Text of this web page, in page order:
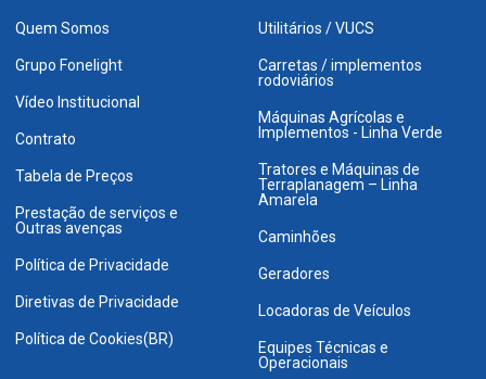
Quem Somos
Grupo Fonelight
Vídeo Institucional
Contrato
Tabela de Preços
Prestação de serviços e
Outras avenças
Política de Privacidade
Diretivas de Privacidade
Política de Cookies(BR)
Utilitários / VUCS
Carretas / implementos
rodoviários
Máquinas Agrícolas e
Implementos - Linha Verde
Tratores e Máquinas de
Terraplanagem – Linha
Amarela
Caminhões
Geradores
Locadoras de Veículos
Equipes Técnicas e
Operacionais